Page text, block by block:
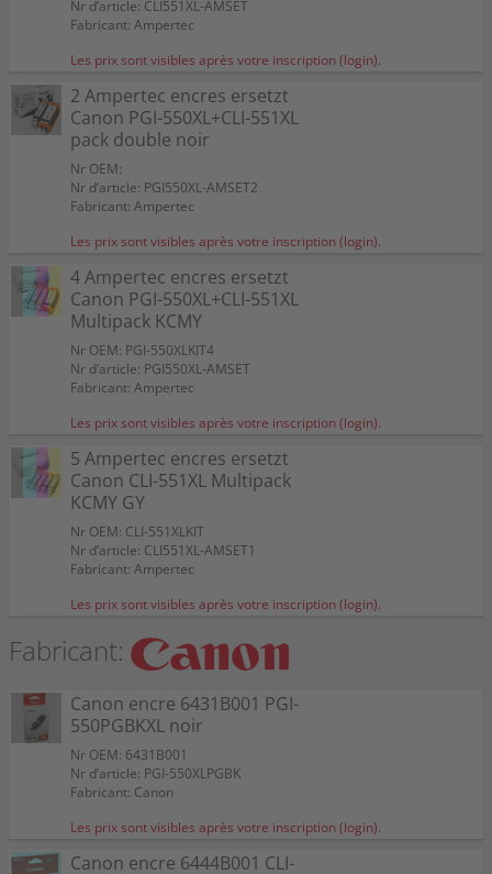
Nr d’article: CLI551XL-AMSET
Fabricant: Ampertec
Les prix sont visibles après votre inscription (login).
2 Ampertec encres ersetzt
Canon PGI-550XL+CLI-551XL
pack double noir
Nr OEM:
Nr d’article: PGI550XL-AMSET2
Fabricant: Ampertec
Les prix sont visibles après votre inscription (login).
4 Ampertec encres ersetzt
Canon PGI-550XL+CLI-551XL
Multipack KCMY
Nr OEM: PGI-550XLKIT4
Nr d’article: PGI550XL-AMSET
Fabricant: Ampertec
Les prix sont visibles après votre inscription (login).
5 Ampertec encres ersetzt
Canon CLI-551XL Multipack
KCMY GY
Nr OEM: CLI-551XLKIT
Nr d’article: CLI551XL-AMSET1
Fabricant: Ampertec
Les prix sont visibles après votre inscription (login).
Fabricant:
Canon encre 6431B001 PGI-
550PGBKXL noir
Nr OEM: 6431B001
Nr d’article: PGI-550XLPGBK
Fabricant: Canon
Les prix sont visibles après votre inscription (login).
Canon encre 6444B001 CLI-